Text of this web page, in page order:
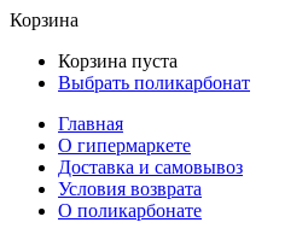
Корзина
Корзина пуста
Выбрать поликарбонат
Главная
О гипермаркете
Доставка и самовывоз
Условия возврата
О поликарбонате